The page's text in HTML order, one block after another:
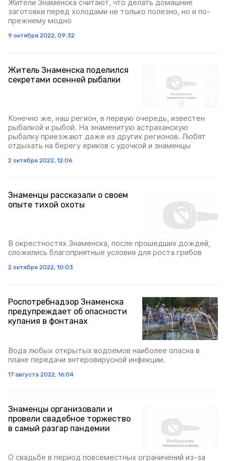
Жители Знаменска считают, что делать домашние
заготовки перед холодами не только полезно, но и по-
прежнему модно
9 октября 2022, 09:32
Житель Знаменска поделился
секретами осенней рыбалки
Конечно же, наш регион, в первую очередь, известен
рыбалкой и рыбой. На знаменитую астраханскую
рыбалку приезжают даже из других регионов. Любят
отдыхать на берегу ериков с удочкой и знаменцы
2 октября 2022, 12:06
Знаменцы рассказали о своем
опыте тихой охоты
В окрестностях Знаменска, после прошедших дождей,
сложились благоприятные условия для роста грибов
2 октября 2022, 10:03
Роспотребнадзор Знаменска
предупреждает об опасности
купания в фонтанах
Вода любых открытых водоёмов наиболее опасна в
плане передачи энтеровирусной инфекции.
17 августа 2022, 16:04
Знаменцы организовали и
провели свадебное торжество
в самый разгар пандемии
О свадьбе в период повсеместных ограничений из-за